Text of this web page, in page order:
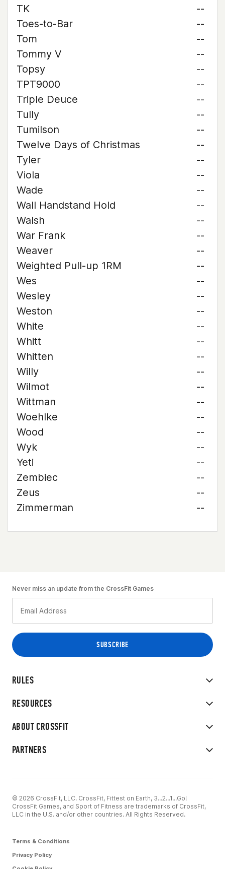
TK
--
Toes-to-Bar
--
Tom
--
Tommy V
--
Topsy
--
TPT9000
--
Triple Deuce
--
Tully
--
Tumilson
--
Twelve Days of Christmas
--
Tyler
--
Viola
--
Wade
--
Wall Handstand Hold
--
Walsh
--
War Frank
--
Weaver
--
Weighted Pull-up 1RM
--
Wes
--
Wesley
--
Weston
--
White
--
Whitt
--
Whitten
--
Willy
--
Wilmot
--
Wittman
--
Woehlke
--
Wood
--
Wyk
--
Yeti
--
Zembiec
--
Zeus
--
Zimmerman
--
RULES
RESOURCES
ABOUT CROSSFIT
PARTNERS
Never miss an update from the CrossFit Games
© 2026 CrossFit, LLC. CrossFit, Fittest on Earth, 3...2...1...Go!
CrossFit Games, and Sport of Fitness are trademarks of CrossFit,
LLC in the U.S. and/or other countries. All Rights Reserved.
Terms & Conditions
Privacy Policy